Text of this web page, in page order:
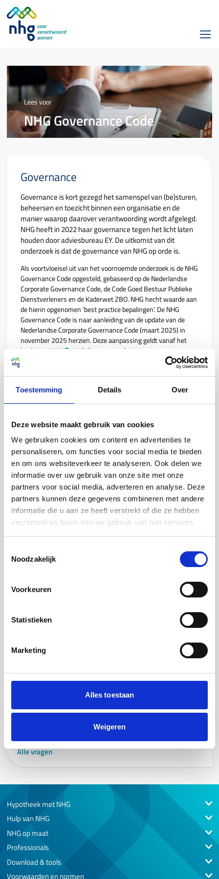
Toestemming Details Over
Deze website maakt gebruik van cookies
We gebruiken cookies om content en advertenties te
personaliseren, om functies voor social media te bieden
en om ons websiteverkeer te analyseren. Ook delen we
informatie over uw gebruik van onze site met onze
partners voor social media, adverteren en analyse. Deze
partners kunnen deze gegevens combineren met andere
informatie die u aan ze heeft verstrekt of die ze hebben
verzameld op basis van uw gebruik van hun services.
Noodzakelijk
Voorkeuren
Statistieken
Marketing
Alles toestaan
Weigeren
Lees voor
NHG Governance Code
Governance
Governance is kort gezegd het samenspel van (be)sturen,
beheersen en toezicht binnen een organisatie en de
manier waarop daarover verantwoording wordt afgelegd.
NHG heeft in 2022 haar governance tegen het licht laten
houden door adviesbureau EY. De uitkomst van dit
onderzoek is dat de governance van NHG op orde is.
Als voortvloeisel uit van het voornoemde onderzoek is de NHG
Governance Code opgesteld, gebaseerd op de Nederlandse
Corporate Governance Code, de Code Goed Bestuur Publieke
Dienstverleners en de Kaderwet ZBO. NHG hecht waarde aan
de hierin opgenomen ‘best practice bepalingen’. De NHG
Governance Code is naar aanleiding van de update van de
Nederlandse Corporate Governance Code (maart 2025) in
november 2025 herzien. Deze aanpassing geldt vanaf het
boekjaar 2026.
NHG Governance Code.
Pas toe of leg uit
NHG streeft ernaar de principes uit de NHG Governance Code
in haar bedrijfsvoering door te voeren en na te leven. NHG
de Code. Hieronder treft u de verantwoording van NHG over
de naleving van de NHG Governance Code aan. Deze
verantwoording heeft betrekking op de naleving van de Code
in het (boek)jaar 2025.
NHG Governance Code – Verantwoording 2025
Veelgestelde vragen
andere kwetsbare groepen?
Waarom hebben jullie vanaf 1 januari 2025 de nieuwe
regel dat een inwonende erfgenaam als consument kan
worden toegevoegd aan de lening na overlijden van de
langstlevende consument?
Stelt NHG voorwaarden aan het werken op een andere
verplichting zijn vanuit de werkgever?
Zit je antwoord er niet bij?
Alle vragen
Hypotheek met NHG
Hulp van NHG
NHG op maat
Professionals
Download & tools
Voorwaarden en normen